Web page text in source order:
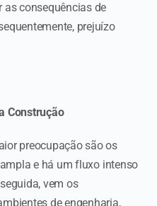
as consequências de
prejuízo
Construção
preocupação são os
e há um fluxo intenso
vem os
de engenharia,